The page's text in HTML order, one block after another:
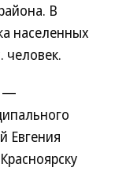
В
населенных
человек.
—
Евгения